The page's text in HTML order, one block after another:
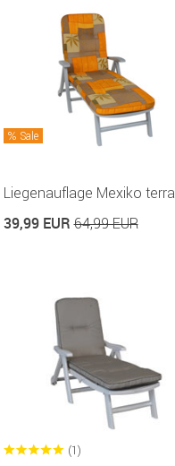
Sale
Liegenauflage Mexiko terra
39,99 EUR64,99 EUR
(1)